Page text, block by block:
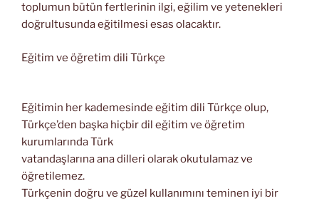
toplumun bütün fertlerinin ilgi, eğilim ve yetenekleri
doğrultusunda eğitilmesi esas olacaktır.
Eğitim ve öğretim dili Türkçe
Eğitimin her kademesinde eğitim dili Türkçe olup,
Türkçe’den başka hiçbir dil eğitim ve öğretim
kurumlarında Türk
vatandaşlarına ana dilleri olarak okutulamaz ve
öğretilemez.
Türkçenin doğru ve güzel kullanımını teminen iyi bir